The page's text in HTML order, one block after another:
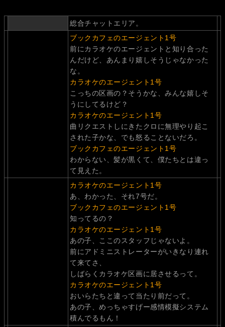
総合チャットエリア。
ブックカフェのエージェント1号
前にカラオケのエージェントと知り合った
んだけど、あんまり嬉しそうじゃなかった
な。
カラオケのエージェント1号
こっちの区画の？そうかな、みんな嬉しそ
うにしてるけど？
カラオケのエージェント1号
曲リクエストしにきたクロに無理やり起こ
された子かな、でも怒ることないだろ。
ブックカフェのエージェント1号
わからない、髪が黒くて、僕たちとは違っ
て見えた。
カラオケのエージェント1号
あ、わかった、それ7号だ。
ブックカフェのエージェント1号
知ってるの？
カラオケのエージェント1号
あの子、ここのスタッフじゃないよ。
前にアドミニストレーターがいきなり連れ
て来てさ、
しばらくカラオケ区画に居させるって。
カラオケのエージェント1号
おいらたちと違って当たり前だって。
あの子、めっちゃすげー感情模擬システム
積んでるもん！